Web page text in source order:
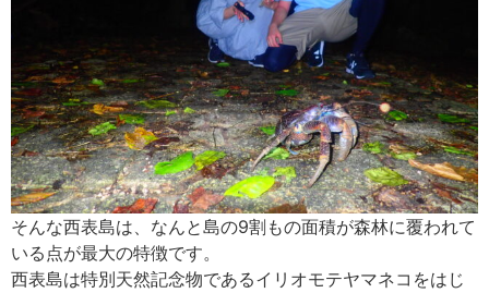
そんな西表島は、なんと島の9割もの面積が森林に覆われて
いる点が最大の特徴です。
西表島は特別天然記念物であるイリオモテヤマネコをはじ